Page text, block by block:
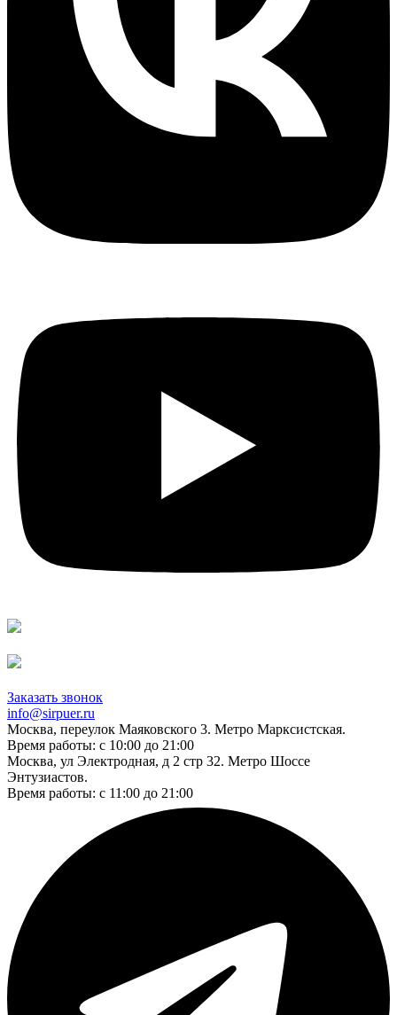
Заказать звонок
info@sirpuer.ru
Москва, переулок Маяковского 3. Метро Марксистская.
Время работы: с 10:00 до 21:00
Москва, ул Электродная, д 2 стр 32. Метро Шоссе
Энтузиастов.
Время работы: с 11:00 до 21:00